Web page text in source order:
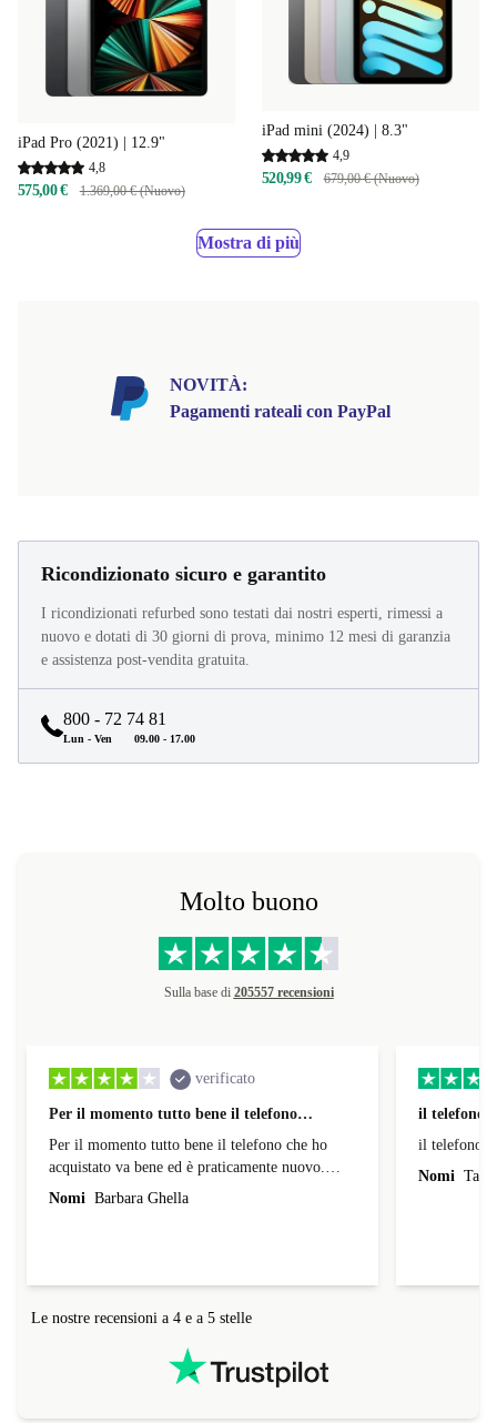
iPad Pro (2021) | 12.9"
4,8
575,00 € 1.369,00 € (Nuovo)
iPad mini (2024) | 8.3"
4,9
520,99 € 679,00 € (Nuovo)
Mostra di più
NOVITÀ:
Pagamenti rateali con PayPal
Ricondizionato sicuro e garantito
I ricondizionati refurbed sono testati dai nostri esperti, rimessi a
nuovo e dotati di 30 giorni di prova, minimo 12 mesi di garanzia
e assistenza post-vendita gratuita.
800 - 72 74 81
Lun - Ven 09.00 - 17.00
Molto buono
Sulla base di 205557 recensioni
verificato
Per il momento tutto bene il telefono…
Per il momento tutto bene il telefono che ho
acquistato va bene ed è praticamente nuovo.
Comunque è poco che lo uso e farò un' altra
Nomi Barbara Ghella
il telefono
il telefono
Nomi
Le nostre recensioni a 4 e a 5 stelle